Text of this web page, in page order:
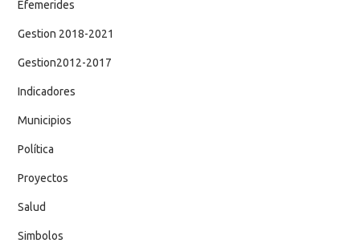
Efemerides
Gestion 2018-2021
Gestion2012-2017
Indicadores
Municipios
Política
Proyectos
Salud
Simbolos